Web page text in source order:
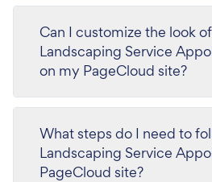
Can I customize the look
Landscaping Service
on my PageCloud site?
What steps do I need to
Landscaping Service
PageCloud site?